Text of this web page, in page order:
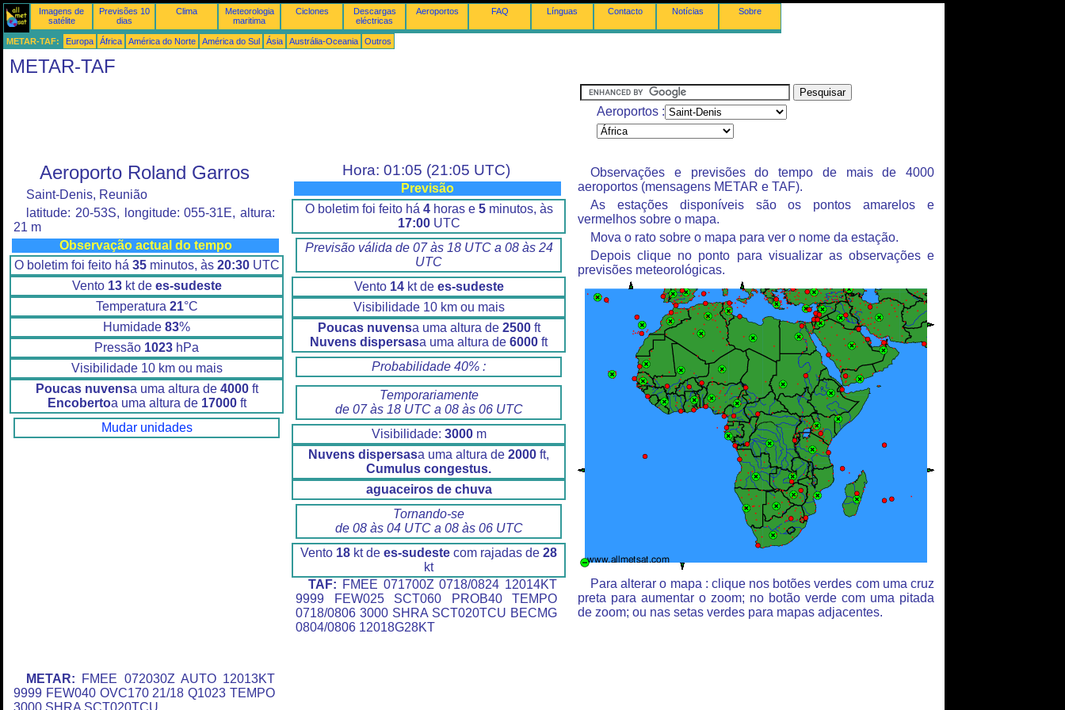
Imagens de
satélite
Previsões 10
dias
Clima
Meteorologia
maritima
Ciclones
Descargas
eléctricas
Aeroportos FAQ Línguas Contacto Notícias Sobre
METAR-TAF: Europa África América do Norte América do Sul Ásia Austrália-Oceania Outros
METAR-TAF
Aeroportos :
Aeroporto Roland Garros
Saint-Denis, Reunião
latitude: 20-53S, longitude: 055-31E, altura:
21 m
Observação actual do tempo
O boletim foi feito há 35minutos, às 20:30UTC
Vento 13kt de es-sudeste
Temperatura 21°C
Humidade 83%
Pressão 1023 hPa
Visibilidade 10 km ou mais
Poucas nuvensa uma altura de 4000ft
Encobertoa uma altura de 17000ft
Mudar unidades
METAR: FMEE 072030Z AUTO 12013KT
9999 FEW040 OVC170 21/18 Q1023 TEMPO
Hora: 01:05 (21:05 UTC)
Previsão
O boletim foi feito há 4horas e 5minutos, às
17:00UTC
Previsão válida de 07 às 18 UTC a 08 às 24
UTC
Vento 14kt de es-sudeste
Visibilidade 10 km ou mais
Poucas nuvensa uma altura de 2500ft
Nuvens dispersasa uma altura de 6000 ft
Probabilidade 40% :
Temporariamente
de 07 às 18 UTC a 08 às 06 UTC
Visibilidade: 3000m
Nuvens dispersasa uma altura de 2000 ft,
Cumulus congestus.
aguaceiros de chuva
Tornando-se
de 08 às 04 UTC a 08 às 06 UTC
Vento 18 kt de es-sudeste com rajadas de 28
kt
TAF: FMEE 071700Z 0718/0824 12014KT
9999 FEW025 SCT060 PROB40 TEMPO
0718/0806 3000 SHRA SCT020TCU BECMG
0804/0806 12018G28KT
Observações e previsões do tempo de mais de 4000
aeroportos (mensagens METAR e TAF).
As estações disponíveis são os pontos amarelos e
vermelhos sobre o mapa.
Mova o rato sobre o mapa para ver o nome da estação.
Depois clique no ponto para visualizar as observações e
previsões meteorológicas.
Para alterar o mapa : clique nos botões verdes com uma cruz
preta para aumentar o zoom; no botão verde com uma pitada
de zoom; ou nas setas verdes para mapas adjacentes.